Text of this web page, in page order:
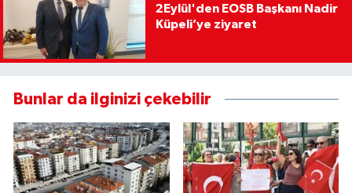
2Eylül'den EOSB Başkanı Nadir
Küpeli’ye ziyaret
Bunlar da ilginizi çekebilir